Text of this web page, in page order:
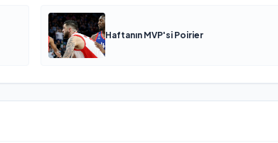
Haftanın MVP'si Poirier